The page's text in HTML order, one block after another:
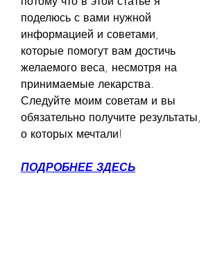
поделюсь с вами нужной
информацией и советами,
которые помогут вам достичь
желаемого веса, несмотря на
принимаемые лекарства.
Следуйте моим советам и вы
обязательно получите результаты,
о которых мечтали!
ПОДРОБНЕЕ ЗДЕСЬ